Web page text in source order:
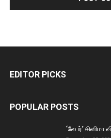
EDITOR PICKS
POPULAR POSTS
‘லேபர்’ சினிமா